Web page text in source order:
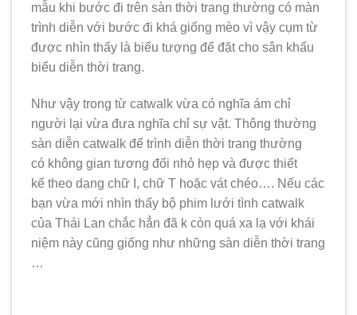
mẫu khi bước đi trên sàn thời trang thường có màn
trình diễn với bước đi khá giống mèo vì vậy cụm từ
được nhìn thấy là biểu tượng để đặt cho sân khấu
biểu diễn thời trang.
Như vậy trong từ catwalk vừa có nghĩa ám chỉ
người lại vừa đưa nghĩa chỉ sự vật. Thông thường
sàn diễn catwalk để trình diễn thời trang thường
có không gian tương đối nhỏ hẹp và được thiết
kế theo dạng chữ I, chữ T hoặc vát chéo…. Nếu các
bạn vừa mới nhìn thấy bộ phim lưới tình catwalk
của Thái Lan chắc hẳn đã k còn quá xa lạ với khái
niệm này cũng giống như những sàn diễn thời trang
…